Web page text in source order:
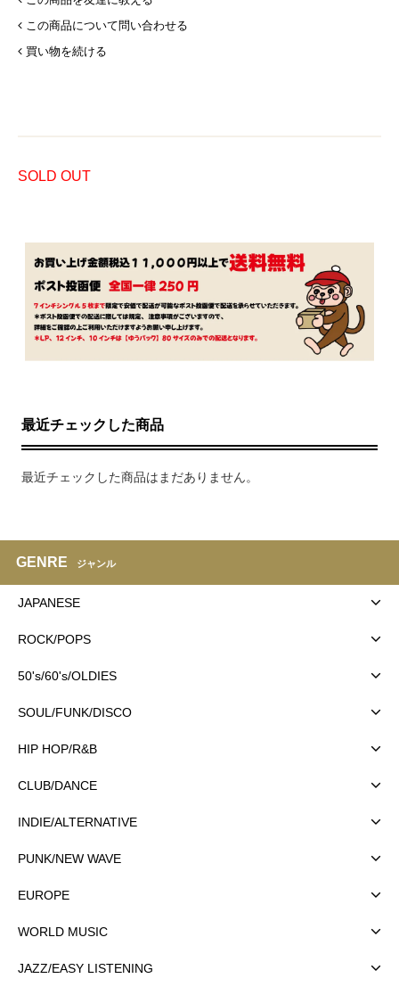
この商品について問い合わせる
買い物を続ける
SOLD OUT
最近チェックした商品
最近チェックした商品はまだありません。
GENRE ジャンル
JAPANESE
ROCK/POPS
50's/60's/OLDIES
SOUL/FUNK/DISCO
HIP HOP/R&B
CLUB/DANCE
INDIE/ALTERNATIVE
PUNK/NEW WAVE
EUROPE
WORLD MUSIC
JAZZ/EASY LISTENING